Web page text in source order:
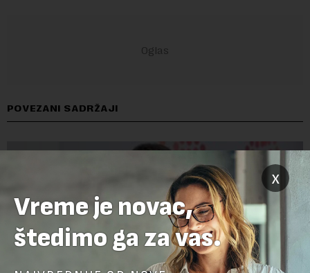
POVEZANI SADRŽAJI
x
Vreme je novac,
štedimo ga za vas.